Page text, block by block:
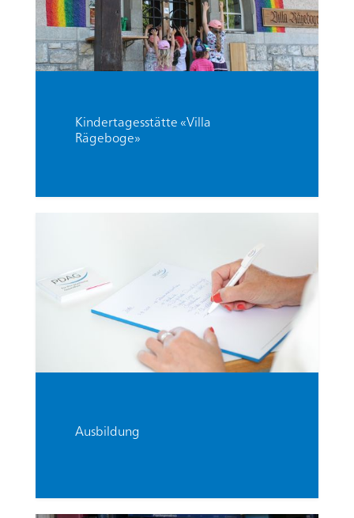
Startseite
Kindertagesstätte «Villa
Rägeboge»
Ausbildung